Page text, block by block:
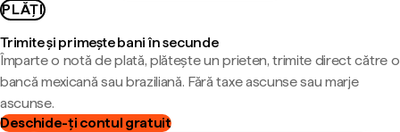
PLĂȚI
Trimite și primește bani în secunde
Împarte o notă de plată, plătește un prieten, trimite direct către o
bancă mexicană sau braziliană. Fără taxe ascunse sau marje
ascunse.
Deschide-ți contul gratuit